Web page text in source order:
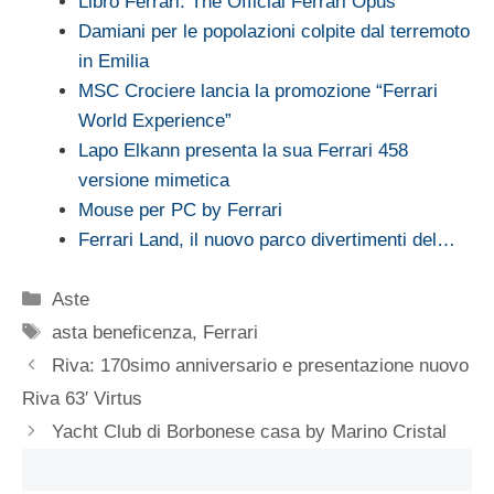
Damiani per le popolazioni colpite dal terremoto
in Emilia
MSC Crociere lancia la promozione “Ferrari
World Experience”
Lapo Elkann presenta la sua Ferrari 458
versione mimetica
Mouse per PC by Ferrari
Ferrari Land, il nuovo parco divertimenti del…
Categorie
Aste
Tag
asta beneficenza, Ferrari
Riva: 170simo anniversario e presentazione nuovo
Riva 63′ Virtus
Yacht Club di Borbonese casa by Marino Cristal